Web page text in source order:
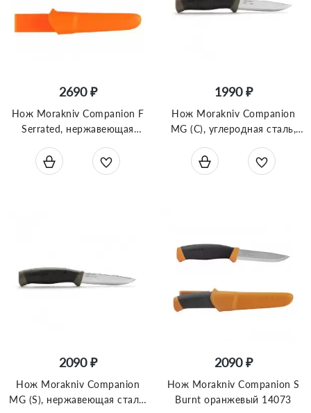
2690 ₽
Нож Morakniv Companion F
Serrated, нержавеющая
1990 ₽
Нож Morakniv Companion
MG (C), углеродная сталь,
2090 ₽
Нож Morakniv Companion
MG (S), нержавеющая сталь,
2090 ₽
Нож Morakniv Companion S
Burnt оранжевый 14073